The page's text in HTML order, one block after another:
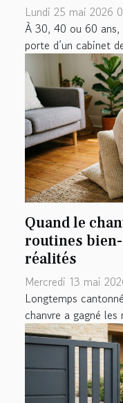
Lundi 25 mai 2026
À 30, 40 ou 60
porte d’un cabinet
Quand le
routines
réalités
Mercredi 13 mai
Longtemps
chanvre a gagné les